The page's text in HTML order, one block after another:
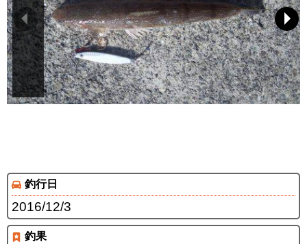
釣行日
2016/12/3
釣果